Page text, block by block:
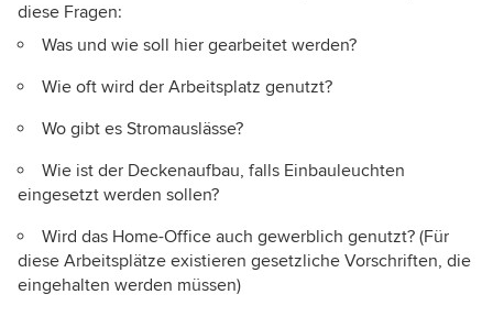
diese Fragen:
Was und wie soll hier gearbeitet werden?
Wie oft wird der Arbeitsplatz genutzt?
Wo gibt es Stromauslässe?
Wie ist der Deckenaufbau, falls Einbauleuchten
eingesetzt werden sollen?
Wird das Home-Office auch gewerblich genutzt? (Für
diese Arbeitsplätze existieren gesetzliche Vorschriften, die
eingehalten werden müssen)